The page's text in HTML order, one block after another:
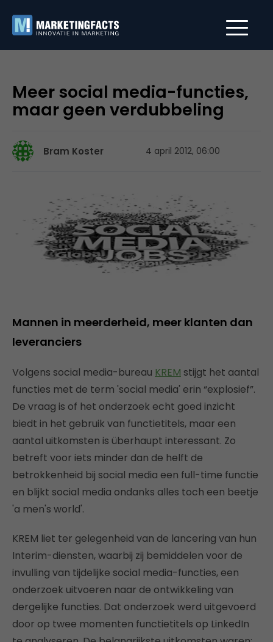
Meer social media-functies,
maar geen verdubbeling
Bram Koster 4 april 2012, 06:00
Mannen in meerderheid, meer klanten dan
leveranciers
Volgens social media-bureau KREM stijgt het aantal
functies met de term 'social media' erin “explosief”.
De vraag is of het onderzoek echt goed inzicht
biedt in het gebruik van functietitels, maar een
aantal uitkomsten is überhaupt interessant. Zo
betreft voor iets minder dan de helft de
betrokkenheid bij social media een full-time functie
en blijkt social media ondanks alles toch een beetje
'a men's world'.
KREM liet ter gelegenheid van de lancering van hun
Interim-diensten, waarbij zij bemiddelen voor de
invulling van tijdelijke social media-functies, een
onderzoek uitvoeren naar de ontwikkeling van
dergelijke functies. Dat onderzoek werd uitgevoerd
door op twee momenten functietitels op LinkedIn